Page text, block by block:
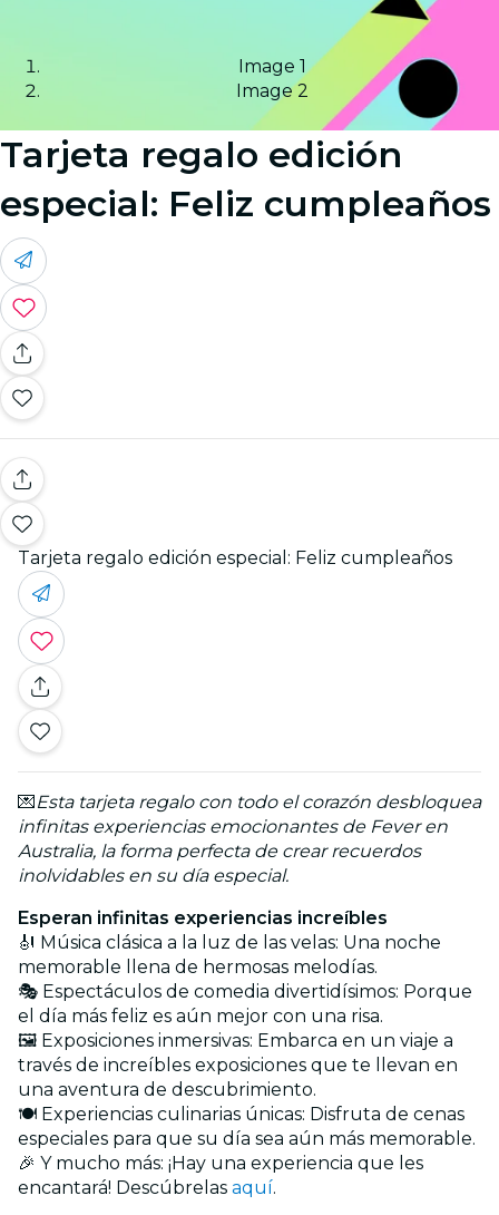
Image 1
Image 2
Tarjeta regalo edición
especial: Feliz cumpleaños
Tarjeta regalo edición especial: Feliz cumpleaños
💌Esta tarjeta regalo con todo el corazón desbloquea
infinitas experiencias emocionantes de Fever en
Australia, la forma perfecta de crear recuerdos
inolvidables en su día especial.
Esperan infinitas experiencias increíbles
🎻 Música clásica a la luz de las velas: Una noche
memorable llena de hermosas melodías.
🎭 Espectáculos de comedia divertidísimos: Porque
el día más feliz es aún mejor con una risa.
🖼️ Exposiciones inmersivas: Embarca en un viaje a
través de increíbles exposiciones que te llevan en
una aventura de descubrimiento.
🍽️ Experiencias culinarias únicas: Disfruta de cenas
especiales para que su día sea aún más memorable.
🎉 Y mucho más: ¡Hay una experiencia que les
encantará! Descúbrelas aquí.